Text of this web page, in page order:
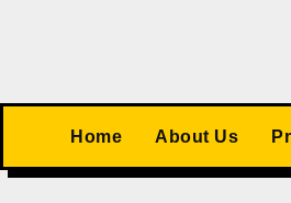
Home About Us